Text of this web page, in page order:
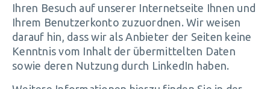
Ihren Besuch auf unserer Internetseite Ihnen und
Ihrem Benutzerkonto zuzuordnen. Wir weisen
darauf hin, dass wir als Anbieter der Seiten keine
Kenntnis vom Inhalt der übermittelten Daten
sowie deren Nutzung durch LinkedIn haben.